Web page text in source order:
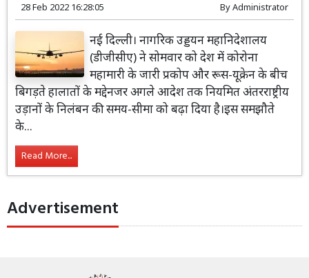
28 Feb 2022 16:28:05 ByAdministrator
नई दिल्ली। नागरिक उड्डयन महानिदेशालय
(डीजीसीए) ने सोमवार को देश में कोरोना
महामारी के जारी प्रकोप और रूस-यूक्रेन के बीच
बिगड़ते हालातों के मद्देनजर अगले आदेश तक नियमित अंतरराष्ट्रीय
उड़ानों के निलंबन की समय-सीमा को बढ़ा दिया है।इस समझौते
के...
Read More...
Advertisement